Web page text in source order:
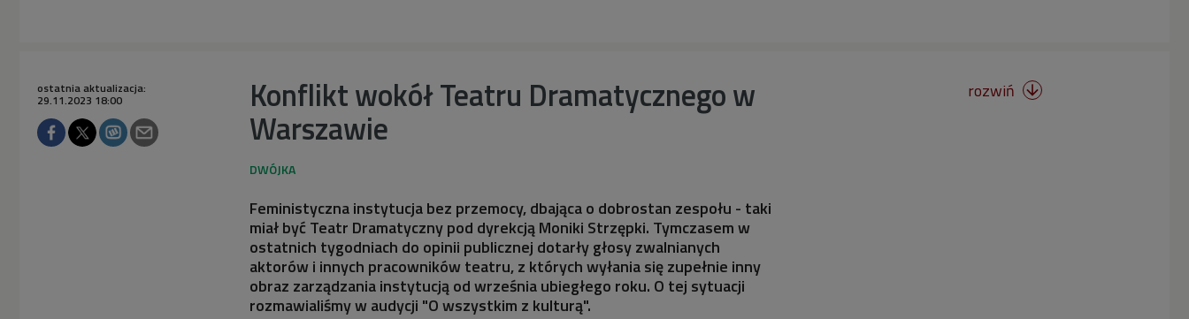
Konflikt wokół Teatru Dramatycznego w
Warszawie
ostatnia aktualizacja:
29.11.2023 18:00
Feministyczna instytucja bez przemocy, dbająca o dobrostan zespołu - taki
miał być Teatr Dramatyczny pod dyrekcją Moniki Strzępki. Tymczasem w
ostatnich tygodniach do opinii publicznej dotarły głosy zwalnianych
aktorów i innych pracowników teatru, z których wyłania się zupełnie inny
obraz zarządzania instytucją od września ubiegłego roku. O tej sytuacji
rozmawialiśmy w audycji "O wszystkim z kulturą".
rozwiń 